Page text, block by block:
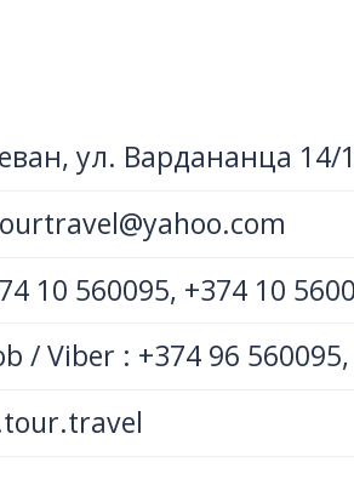
ул. Вардананца 14/
10 560095, +374 10
/ Viber : +374 96